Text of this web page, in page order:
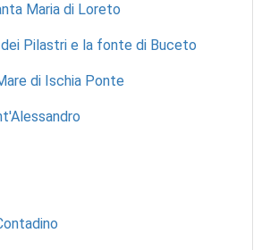
Maria di Loreto
Pilastri e la fonte di Buceto
di Ischia Ponte